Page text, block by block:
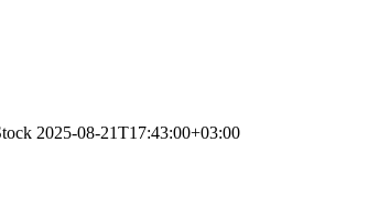
2025-08-21T17:43:00+03:00